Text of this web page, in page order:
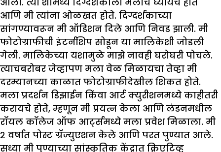
आणि मी त्यांना ओळखत होते. दिग्दर्शकाच्या
सांगण्यावरून मी ऑडिशन दिले आणि निवड झाली. मी
फोटोग्राफीची इंटर्नशिप सोडून या मालिकेशी जोडली
गेली. मालिकेच्या यशामुळे माझे नावही घरोघरी पोचले.
त्याचबरोबर जेव्हापण मला वेळ मिळायचा तेव्हा मी
दरम्यानच्या काळात फोटोग्राफीदेखील शिकत होते.
मला प्रदर्शन डिझाईन किंवा आर्ट क्युरीशनमध्ये काहीतरी
करायचे होते, म्हणून मी प्रयत्न केला आणि लंडनमधील
रॉयल कॉलेज ऑफ आर्ट्समध्ये मला प्रवेश मिळाला. मी
२ वर्षात पोस्ट ग्रॅज्युएशन केले आणि परत पुण्यात आले.
सध्या मी पुण्याच्या सांस्कृतिक केंद्रात क्रिएटिव्ह